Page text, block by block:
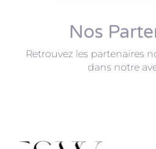
Nos
Retrouvez les partenaires
dans notre